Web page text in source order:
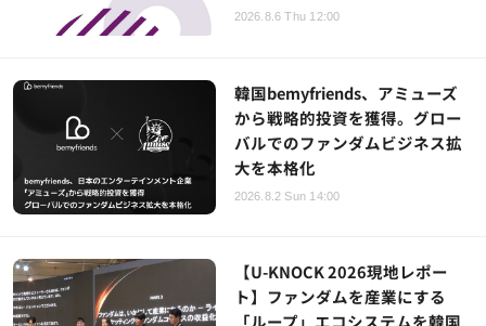
2026.8.6 Thu 12:00
韓国bemyfriends、アミューズ
から戦略的投資を獲得。グロー
バルでのファンダムビジネス拡
大を本格化
2026.8.2 Sun 14:00
【U-KNOCK 2026現地レポー
ト】ファンダムを産業にする
「ループ」エコシステムを韓国